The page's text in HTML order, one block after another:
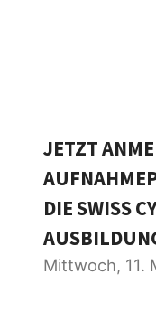
JETZT
DIE SWISS
Mittwoch, 11.